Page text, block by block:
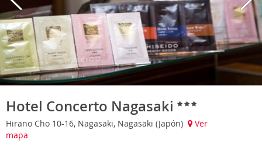
Hotel Concerto Nagasaki
Hirano Cho 10-16, Nagasaki, Nagasaki (Japón)
Ver
mapa